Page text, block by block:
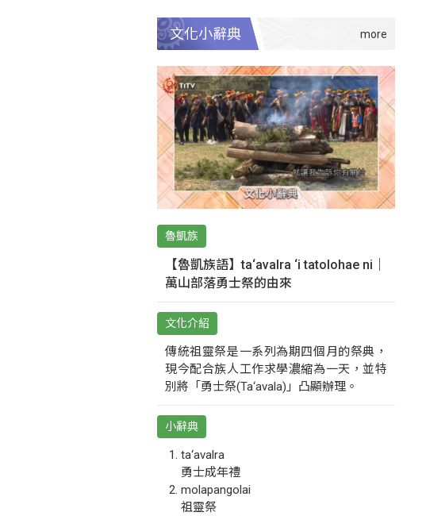
文化小辭典
魯凱族
【魯凱族語】ta‘avalra ‘i tatolohae ni｜
萬山部落勇士祭的由來
文化介紹
傳統祖靈祭是一系列為期四個月的祭典，
現今配合族人工作求學濃縮為一天，並特
別將「勇士祭(Ta‘avala)」凸顯辦理。
小辭典
ta‘avalra
勇士成年禮
molapangolai
祖靈祭